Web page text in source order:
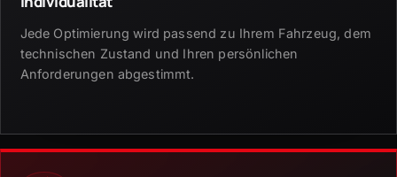
Jede Optimierung wird passend zu Ihrem Fahrzeug, dem
technischen Zustand und Ihren persönlichen
Anforderungen abgestimmt.